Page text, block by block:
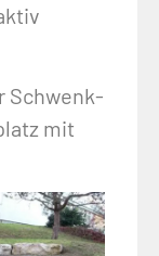
Schwenk-
mit